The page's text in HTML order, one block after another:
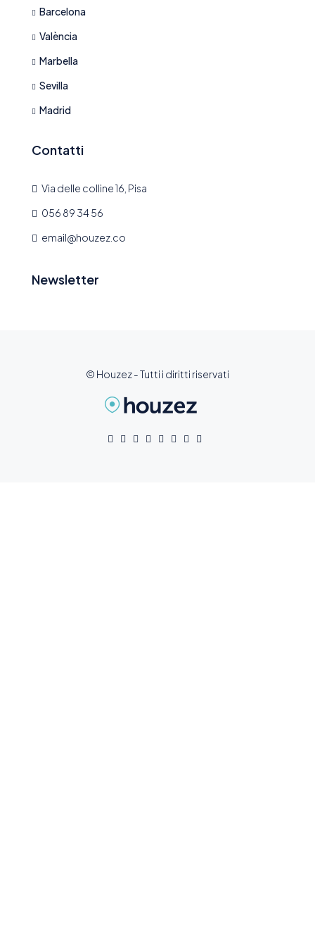
Barcelona
València
Marbella
Sevilla
Madrid
Contatti
Via delle colline 16, Pisa
056 89 34 56
email@houzez.co
Newsletter
© Houzez - Tutti i diritti riservati